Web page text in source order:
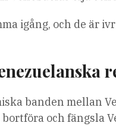
igång, och de är
banden mellan
och fängsla